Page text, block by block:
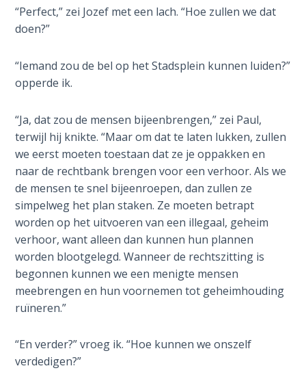
Dit
is
roman
die
ontworpen
om
bijbelse
principes
te
onderwijzen.
Category
-
Biblical
Novels
Meaning
of
If God
Everyone
- Would
He?
Wars
of
the
Lord
A Short
History of
Universal
Lessons
From
“Perfect,” zei Jozef met een lach. “Hoe zullen we dat
doen?”
“Iemand zou de bel op het Stadsplein kunnen luiden?”
opperde ik.
“Ja, dat zou de mensen bijeenbrengen,” zei Paul,
terwijl hij knikte. “Maar om dat te laten lukken, zullen
we eerst moeten toestaan dat ze je oppakken en
naar de rechtbank brengen voor een verhoor. Als we
de mensen te snel bijeenroepen, dan zullen ze
simpelweg het plan staken. Ze moeten betrapt
worden op het uitvoeren van een illegaal, geheim
verhoor, want alleen dan kunnen hun plannen
worden blootgelegd. Wanneer de rechtszitting is
begonnen kunnen we een menigte mensen
meebrengen en hun voornemen tot geheimhouding
ruïneren.”
“En verder?” vroeg ik. “Hoe kunnen we onszelf
verdedigen?”